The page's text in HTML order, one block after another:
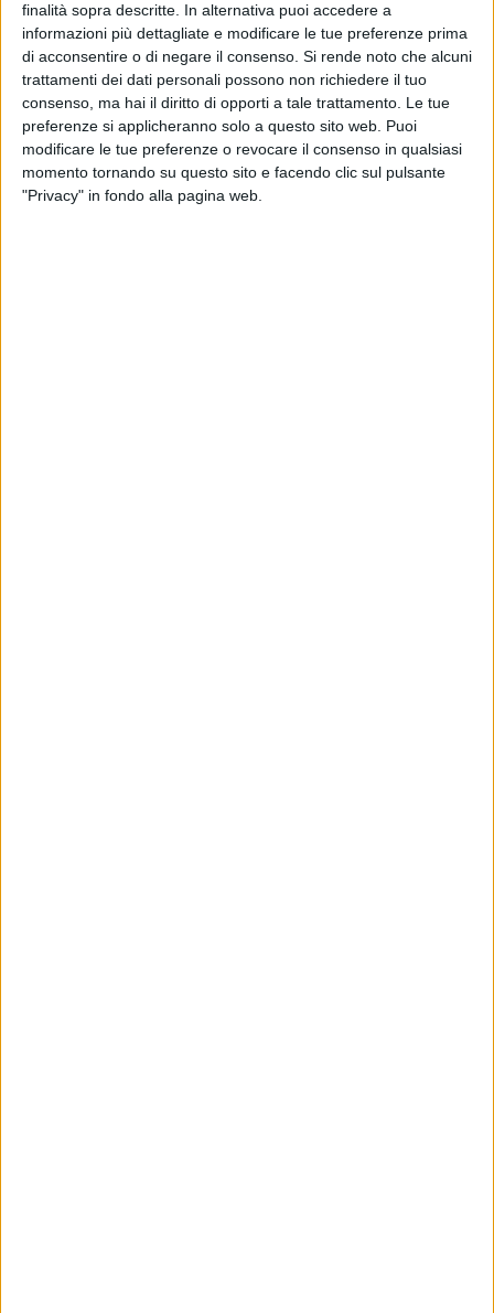
finalità sopra descritte. In alternativa puoi accedere a
informazioni più dettagliate e modificare le tue preferenze prima
di acconsentire o di negare il consenso. Si rende noto che alcuni
trattamenti dei dati personali possono non richiedere il tuo
consenso, ma hai il diritto di opporti a tale trattamento. Le tue
preferenze si applicheranno solo a questo sito web. Puoi
modificare le tue preferenze o revocare il consenso in qualsiasi
momento tornando su questo sito e facendo clic sul pulsante
"Privacy" in fondo alla pagina web.
Con determina n. 208 del 20 marzo l'Amministrazione
Comunale ha approvato la richiesta di FIVA Confcommercio
e Confcommercio – Associazione di Bisceglie relativa
all'organizzazione del Mercato straordinario della Domenica
delle Palme.
Pertanto, domenica 24 marzo, dalle 7 alle 14, piazza Vittorio
Emanuele II ospiterà l'appuntamento con gli ambulanti del